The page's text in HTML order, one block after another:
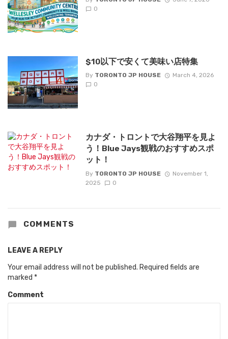
0
$10以下で安くて美味い店特集
By TORONTO JP HOUSE
March 4, 2026
0
カナダ・トロントで大谷翔平を見よ
う！Blue Jays観戦のおすすめスポ
ット！
By TORONTO JP HOUSE
November 1,
2025
0
COMMENTS
LEAVE A REPLY
Your email address will not be published. Required fields are
marked *
Comment